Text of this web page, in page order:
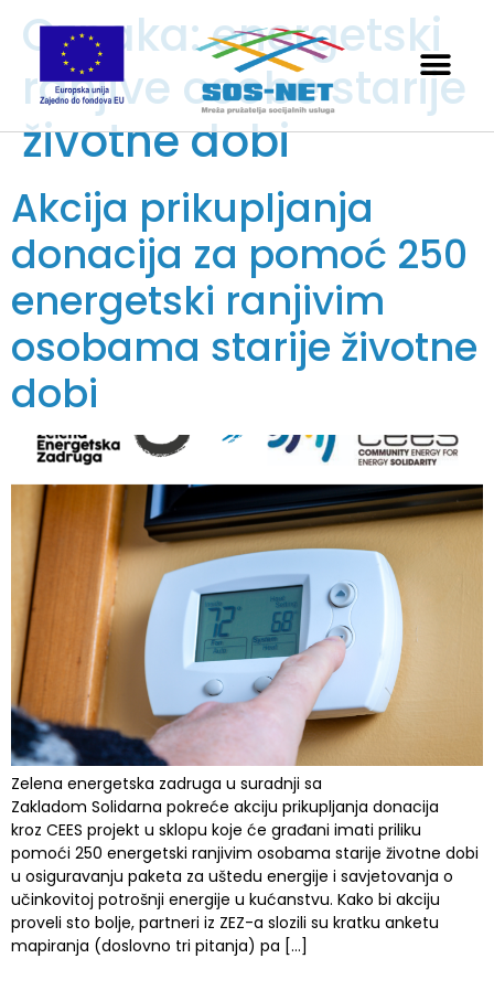
Oznaka:energetski
ranjive osobe starije
životne dobi
Akcija prikupljanja
donacija za pomoć 250
energetski ranjivim
osobama starije životne
dobi
Zelena energetska zadruga u suradnji sa
Zakladom Solidarna pokreće akciju prikupljanja donacija
kroz CEES projekt u sklopu koje će građani imati priliku
pomoći 250 energetski ranjivim osobama starije životne dobi
u osiguravanju paketa za uštedu energije i savjetovanja o
učinkovitoj potrošnji energije u kućanstvu. Kako bi akciju
proveli sto bolje, partneri iz ZEZ-a slozili su kratku anketu
mapiranja (doslovno tri pitanja) pa […]